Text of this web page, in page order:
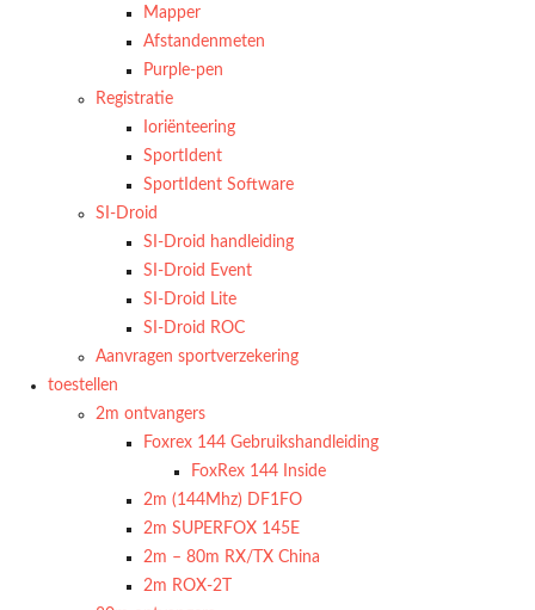
Mapper
Afstandenmeten
Purple-pen
Registratie
Ioriënteering
SportIdent
SportIdent Software
SI-Droid
SI-Droid handleiding
SI-Droid Event
SI-Droid Lite
SI-Droid ROC
Aanvragen sportverzekering
toestellen
2m ontvangers
Foxrex 144 Gebruikshandleiding
FoxRex 144 Inside
2m (144Mhz) DF1FO
2m SUPERFOX 145E
2m – 80m RX/TX China
2m ROX-2T